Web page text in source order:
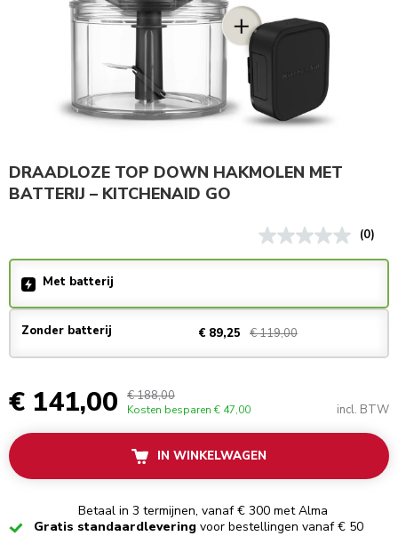
DRAADLOZE TOP DOWN HAKMOLEN MET
BATTERIJ – KITCHENAID GO
(0)
Met batterij
Zonder batterij € 89,25 € 119,00
€ 141,00 € 188,00
Kosten besparen € 47,00 incl. BTW
IN WINKELWAGEN
Betaal in 3 termijnen, vanaf € 300 met Alma
CheckedGratis standaardlevering voor bestellingen vanaf € 50